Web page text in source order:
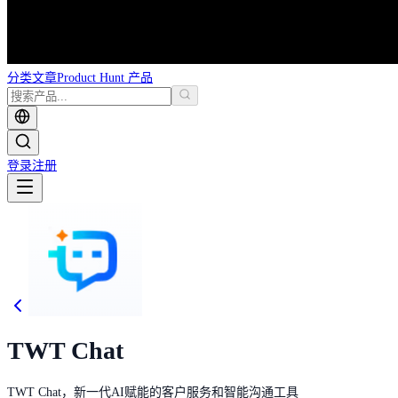
分类文章Product Hunt 产品
登录注册
TWT Chat
TWT Chat，新一代AI赋能的客户服务和智能沟通工具